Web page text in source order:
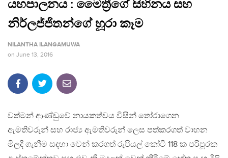
යහපාලනය : මෛත්‍රීගේ සිහිනය සහ
නිර්ලජ්ජිතන්ගේ හූරා කෑම
NILANTHA ILANGAMUWA
on June 13, 2016
වත්මන් ආණ්ඩුවේ නායකත්වය විසින් තෝරාගෙන
ඇමතිවරුන් සහ රාජ්‍ය ඇමතිවරුන් ලෙස පත්කරගත් වාහන
මිලදී ගැනීම සඳහා වෙන් කරගත් රුපියල් කෝටී 118 ක පරිපූරක